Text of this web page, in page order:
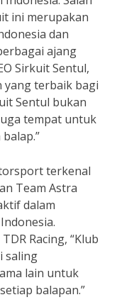
ini merupakan
dan
ajang
Sirkuit Sentul,
yang terbaik bagi
Sentul bukan
tempat untuk
terkenal
Team Astra
dalam
Racing, “Klub
saling
lain untuk
balapan.”